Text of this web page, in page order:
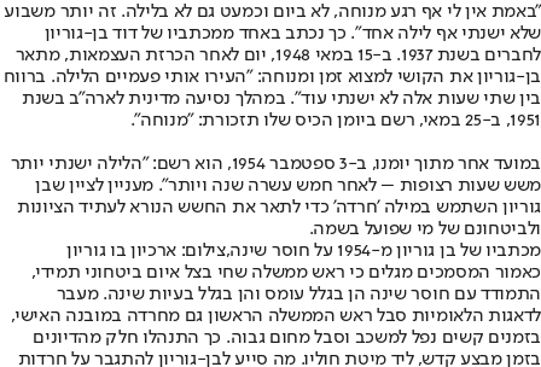
"באמת אין לי אף רגע מנוחה, לא ביום וכמעט גם לא בלילה. זה יותר משבוע
שלא ישנתי אף לילה אחד". כך נכתב באחד ממכתביו של דוד בן-גוריון
לחברים בשנת 1937. ב-15 במאי 1948, יום לאחר הכרזת העצמאות, מתאר
בן-גוריון את הקושי למצוא זמן ומנוחה: "העירו אותי פעמיים הלילה. ברווח
בין שתי שעות אלה לא ישנתי עוד". במהלך נסיעה מדינית לארה"ב בשנת
1951, ב-25 במאי, רשם ביומן הכיס שלו תזכורת: "מנוחה".
במועד אחר מתוך יומנו, ב-3 ספטמבר 1954, הוא רשם: "הלילה ישנתי יותר
משש שעות רצופות – לאחר חמש עשרה שנה ויותר". מעניין לציין שבן
גוריון השתמש במילה 'חרדה' כדי לתאר את החשש הנורא לעתיד הציונות
ולביטחונם של מי שפועל בשמה.
מכתביו של בן גוריון מ-1954 על חוסר שינה,צילום: ארכיון בו גוריון
כאמור המסמכים מגלים כי ראש ממשלה שחי בצל איום ביטחוני תמידי,
התמודד עם חוסר שינה הן בגלל עומס והן בגלל בעיות שינה. מעבר
לדאגות הלאומיות סבל ראש הממשלה הראשון גם מחרדה במובנה האישי,
בזמנים קשים נפל למשכב וסבל מחום גבוה. כך התנהלו חלק מהדיונים
בזמן מבצע קדש, ליד מיטת חוליו. מה סייע לבן-גוריון להתגבר על חרדות